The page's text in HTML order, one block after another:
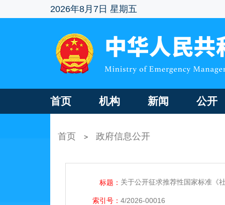
2026年8月7日 星期五
首页 机构 新闻 公开
首页 > 政府信息公开
标题： 关于公开征求推荐性国家标准《
索引号： 4/2026-00016